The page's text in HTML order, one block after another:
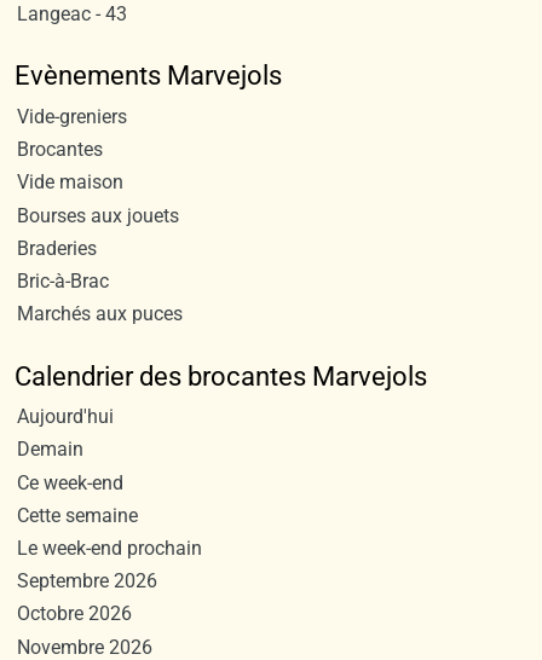
Langeac - 43
Evènements Marvejols
Vide-greniers
Brocantes
Vide maison
Bourses aux jouets
Braderies
Bric-à-Brac
Marchés aux puces
Calendrier des brocantes Marvejols
Aujourd'hui
Demain
Ce week-end
Cette semaine
Le week-end prochain
Septembre 2026
Octobre 2026
Novembre 2026